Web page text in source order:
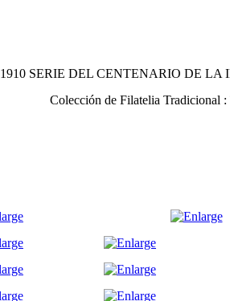
1910 SERIE DEL CENTENARIO DE
Colección de Filatelia Tradicional :